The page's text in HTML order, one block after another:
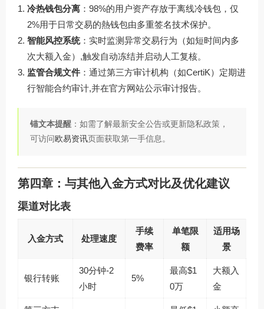
冷热钱包分离 ：98%的用户资产存放于离线冷钱包，仅
2%用于日常交易的熱钱包由多重签名技术保护。
智能风控系统：实时监测异常交易行为（如短时间内多
次大额入金）,触发自动冻结并启动人工复核。
监管合规文件 ：通过第三方审计机构（如CertiK）定期进
行智能合约审计,并在官方网站公示审计报告。
锚文本提醒 ：如需了解最新安全公告或更新隐私政策，
可访问欧易资讯页面获取第一手信息。
第四章：与其他入金方式对比及优化建议
渠道对比表
入金方式 处理速度
手续
费率
单笔限
额
适用场
景
银行转账
30分钟-2
小时
5%
最高$1
0万
大额入
金